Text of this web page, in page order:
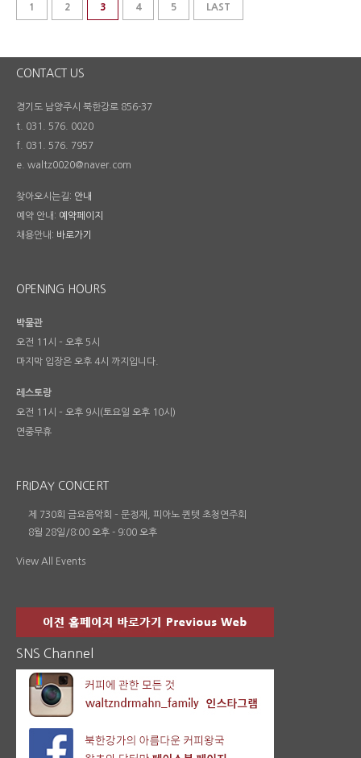
1 2 3 4 5 LAST
CONTACT US
경기도 남양주시 북한강로 856-37
t. 031. 576. 0020
f. 031. 576. 7957
e. waltz0020@naver.com
찾아오시는길: 안내
예약 안내: 예약페이지
채용안내: 바로가기
OPENING HOURS
박물관
오전 11시 – 오후 5시
마지막 입장은 오후 4시 까지입니다.
레스토랑
오전 11시 – 오후 9시(토요일 오후 10시)
연중무휴
FRIDAY CONCERT
제 730회 금요음악회 – 문정재, 피아노 퀸텟 초청연주회
8월 28일/8:00 오후 - 9:00 오후
View All Events
SNS Channel